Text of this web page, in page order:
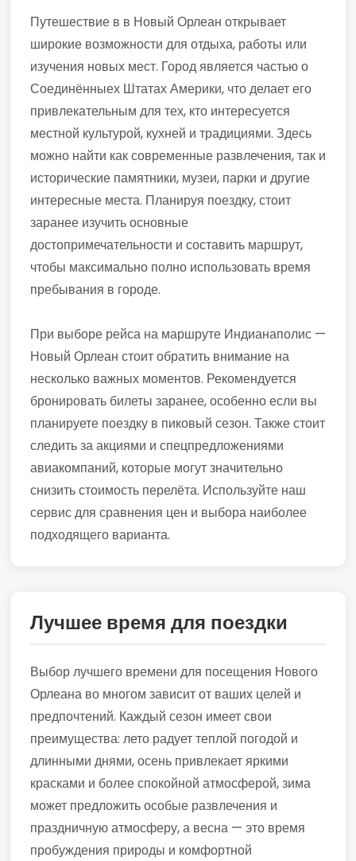
Путешествие в в Новый Орлеан открывает
широкие возможности для отдыха, работы или
изучения новых мест. Город является частью о
Соединённыех Штатах Америки, что делает его
привлекательным для тех, кто интересуется
местной культурой, кухней и традициями. Здесь
можно найти как современные развлечения, так и
исторические памятники, музеи, парки и другие
интересные места. Планируя поездку, стоит
заранее изучить основные
достопримечательности и составить маршрут,
чтобы максимально полно использовать время
пребывания в городе.
При выборе рейса на маршруте Индианаполис —
Новый Орлеан стоит обратить внимание на
несколько важных моментов. Рекомендуется
бронировать билеты заранее, особенно если вы
планируете поездку в пиковый сезон. Также стоит
следить за акциями и спецпредложениями
авиакомпаний, которые могут значительно
снизить стоимость перелёта. Используйте наш
сервис для сравнения цен и выбора наиболее
подходящего варианта.
Лучшее время для поездки
Выбор лучшего времени для посещения Нового
Орлеана во многом зависит от ваших целей и
предпочтений. Каждый сезон имеет свои
преимущества: лето радует теплой погодой и
длинными днями, осень привлекает яркими
красками и более спокойной атмосферой, зима
может предложить особые развлечения и
праздничную атмосферу, а весна — это время
пробуждения природы и комфортной